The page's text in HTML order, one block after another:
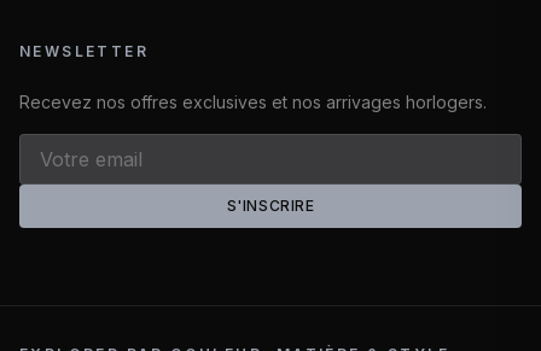
NEWSLETTER
Recevez nos offres exclusives et nos arrivages horlogers.
S'INSCRIRE